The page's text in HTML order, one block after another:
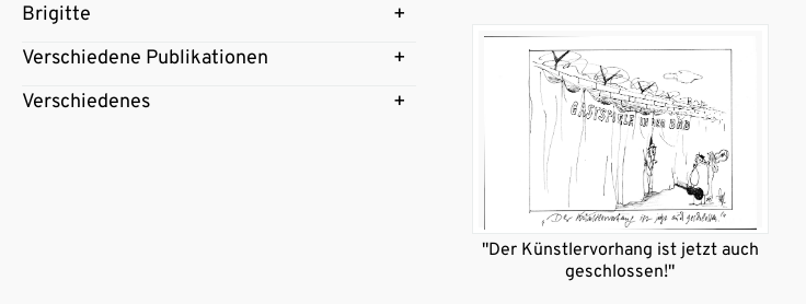
Brigitte
Verschiedene Publikationen
Verschiedenes
"Der Künstlervorhang ist jetzt auch
geschlossen!"